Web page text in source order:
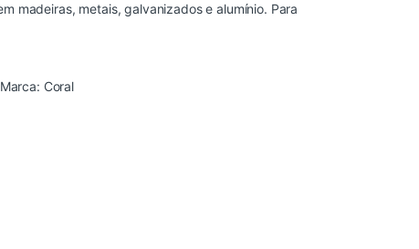
madeiras, metais, galvanizados e alumínio. Para
Marca: Coral